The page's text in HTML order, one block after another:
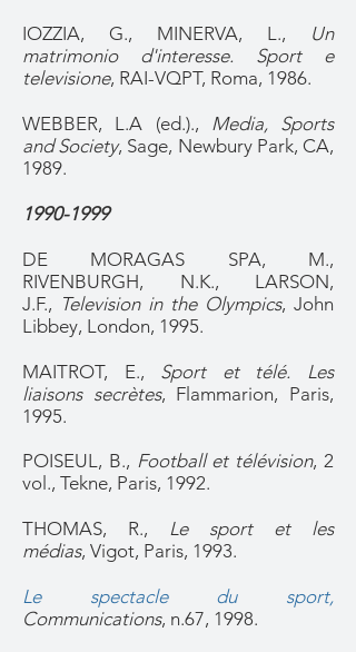
IOZZIA, G., MINERVA, L., Un
matrimonio d'interesse. Sport e
televisione, RAI-VQPT, Roma, 1986.
WEBBER, L.A (ed.)., Media, Sports
and Society, Sage, Newbury Park, CA,
1989.
1990-1999
DE MORAGAS SPA, M.,
RIVENBURGH, N.K., LARSON,
J.F., Television in the Olympics, John
Libbey, London, 1995.
MAITROT, E., Sport et télé. Les
liaisons secrètes, Flammarion, Paris,
1995.
POISEUL, B., Football et télévision, 2
vol., Tekne, Paris, 1992.
THOMAS, R., Le sport et les
médias, Vigot, Paris, 1993.
Le spectacle du sport,
Communications, n.67, 1998.